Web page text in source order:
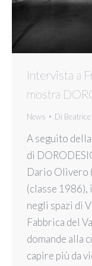
Intervista a
mostra
News Di
A seguito
di
Dario Olivero
(classe 1986),
negli spazi di
Fabbrica del
domande alla
capire più da